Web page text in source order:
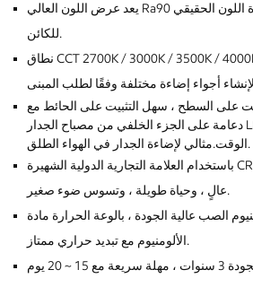
يعد عرض اللون العالي Ra90 أكثر واقعية ، واستعادة اللون الحقيقي
للكائن.
نطاق CCT 2700K / 3000K / 3500K / 4000K / 5000K ، يمكن أن يدعم
على السطح ، سهل التثبيت على الحائط مع
دعامة على الجزء الخلفي من مصباح الجدار LED. حل المشكلات وتوفير
الوقت.مثالي لإضاءة الجدار في الهواء الطلق.
باستخدام العلامة التجارية الدولية الشهيرة CREE Led رقاقة مع سطوع
عالٍ ، وحياة طويلة ، وتسوس ضوء صغير.
الصب عالية الجودة ، بالوعة الحرارة مادة
الألومنيوم مع تبديد حراري ممتاز.